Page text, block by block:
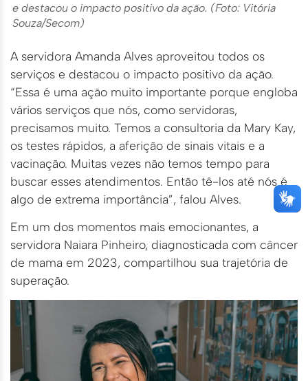
e destacou o impacto positivo da ação. (Foto: Vitória
Souza/Secom)
A servidora Amanda Alves aproveitou todos os
serviços e destacou o impacto positivo da ação.
“Essa é uma ação muito importante porque engloba
vários serviços que nós, como servidoras,
precisamos muito. Temos a consultoria da Mary Kay,
os testes rápidos, a aferição de sinais vitais e a
vacinação. Muitas vezes não temos tempo para
buscar esses atendimentos. Então tê-los até nós é
algo de extrema importância”, falou Alves.
Em um dos momentos mais emocionantes, a
servidora Naiara Pinheiro, diagnosticada com câncer
de mama em 2023, compartilhou sua trajetória de
superação.